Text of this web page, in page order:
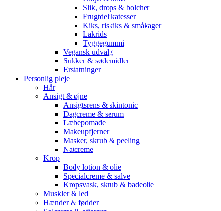
Slik, drops & bolcher
Frugtdelikatesser
Kiks, riskiks & småkager
Lakrids
Tyggegummi
Vegansk udvalg
Sukker & sødemidler
Erstatninger
Personlig pleje
Hår
Ansigt & øjne
Ansigtsrens & skintonic
Dagcreme & serum
Læbepomade
Makeupfjerner
Masker, skrub & peeling
Natcreme
Krop
Body lotion & olie
Specialcreme & salve
Kropsvask, skrub & badeolie
Muskler & led
Hænder & fødder